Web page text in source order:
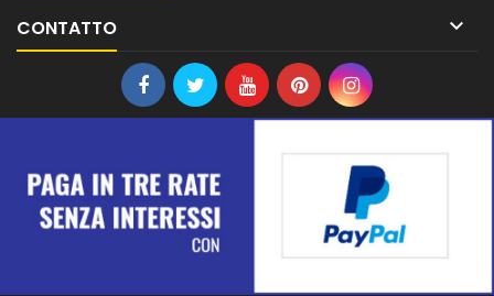
CONTATTO 